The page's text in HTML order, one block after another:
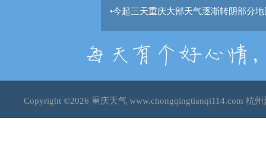
•今起三天重庆大部天气逐渐转阴部分
Copyright ©2026 重庆天气www.chongqingtianqi114.com 杭